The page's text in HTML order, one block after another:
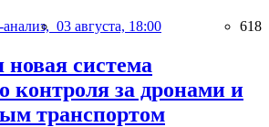
03 августа, 18:00 618
новая система
контроля за дронами и
транспортом